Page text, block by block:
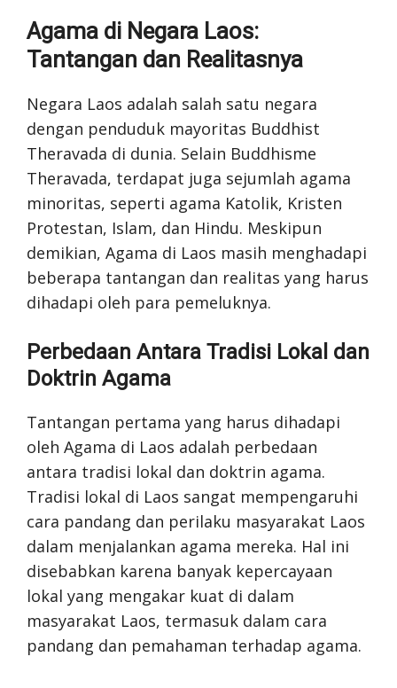
Agama di Negara Laos:
Tantangan dan Realitasnya
Negara Laos adalah salah satu negara
dengan penduduk mayoritas Buddhist
Theravada di dunia. Selain Buddhisme
Theravada, terdapat juga sejumlah agama
minoritas, seperti agama Katolik, Kristen
Protestan, Islam, dan Hindu. Meskipun
demikian, Agama di Laos masih menghadapi
beberapa tantangan dan realitas yang harus
dihadapi oleh para pemeluknya.
Perbedaan Antara Tradisi Lokal dan
Doktrin Agama
Tantangan pertama yang harus dihadapi
oleh Agama di Laos adalah perbedaan
antara tradisi lokal dan doktrin agama.
Tradisi lokal di Laos sangat mempengaruhi
cara pandang dan perilaku masyarakat Laos
dalam menjalankan agama mereka. Hal ini
disebabkan karena banyak kepercayaan
lokal yang mengakar kuat di dalam
masyarakat Laos, termasuk dalam cara
pandang dan pemahaman terhadap agama.